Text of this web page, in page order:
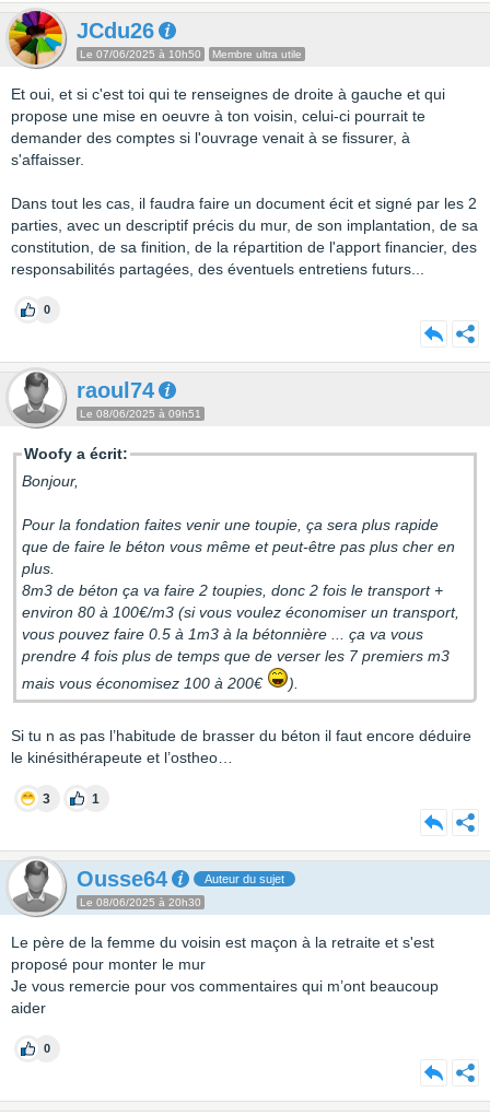
JCdu26
Le 07/06/2025 à 10h50 Membre ultra utile
Et oui, et si c'est toi qui te renseignes de droite à gauche et qui
propose une mise en oeuvre à ton voisin, celui-ci pourrait te
demander des comptes si l'ouvrage venait à se fissurer, à
s'affaisser.
Dans tout les cas, il faudra faire un document écit et signé par les 2
parties, avec un descriptif précis du mur, de son implantation, de sa
constitution, de sa finition, de la répartition de l'apport financier, des
responsabilités partagées, des éventuels entretiens futurs...
0
raoul74
Le 08/06/2025 à 09h51
Woofy a écrit:
Bonjour,
Pour la fondation faites venir une toupie, ça sera plus rapide
que de faire le béton vous même et peut-être pas plus cher en
plus.
8m3 de béton ça va faire 2 toupies, donc 2 fois le transport +
environ 80 à 100€/m3 (si vous voulez économiser un transport,
vous pouvez faire 0.5 à 1m3 à la bétonnière ... ça va vous
prendre 4 fois plus de temps que de verser les 7 premiers m3
mais vous économisez 100 à 200€
).
Si tu n as pas l’habitude de brasser du béton il faut encore déduire
le kinésithérapeute et l’ostheo…
3 1
Ousse64 Auteur du sujet
Le 08/06/2025 à 20h30
Le père de la femme du voisin est maçon à la retraite et s'est
proposé pour monter le mur
Je vous remercie pour vos commentaires qui m’ont beaucoup
aider
0